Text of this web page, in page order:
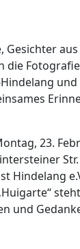
Gesichter
23.
Hindelang
und